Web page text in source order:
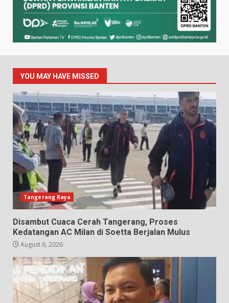
YOU MAY HAVE MISSED
Tangerang Raya
Disambut Cuaca Cerah Tangerang, Proses
Kedatangan AC Milan di Soetta Berjalan Mulus
August 6, 2026